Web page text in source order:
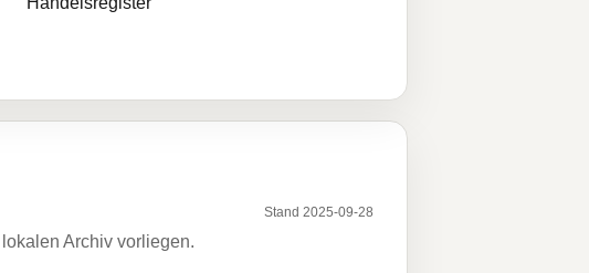
Stand 2025-09-28
Archiv vorliegen.